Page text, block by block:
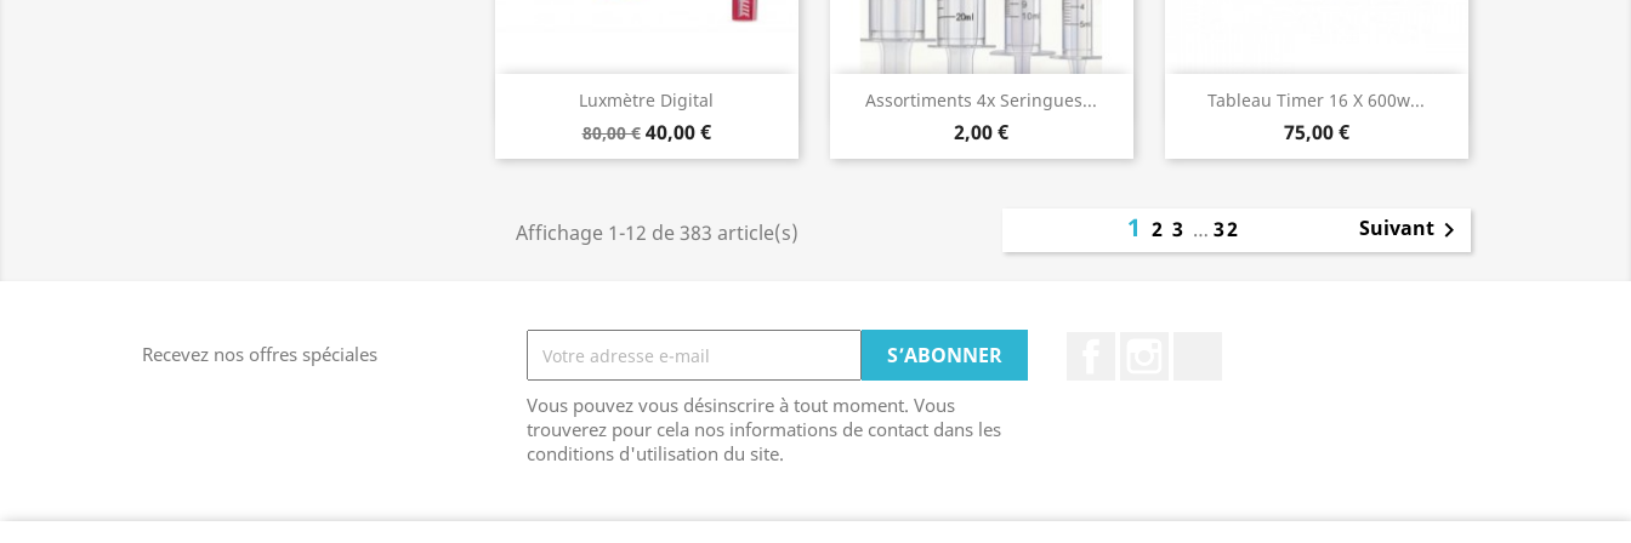
Luxmètre Digital
80,00 € 40,00 €
Aperçu rapide Assortiments 4x Seringues...
2,00 €
Aperçu rapide Tableau Timer 16 X 600w...
75,00 €
Aperçu rapide
Affichage 1-12 de 383 article(s) 123 … 32 Suivant
Recevez nos offres spéciales
Vous pouvez vous désinscrire à tout moment. Vous
trouverez pour cela nos informations de contact dans les
conditions d'utilisation du site.